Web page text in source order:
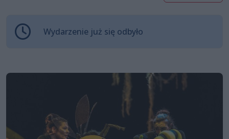
Wydarzenie już się odbyło